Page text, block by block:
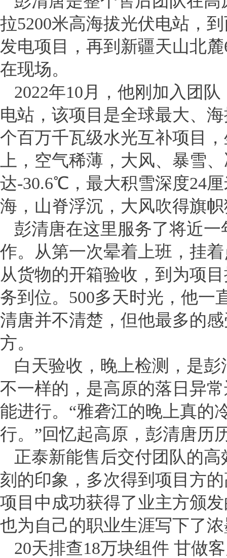
拉5200米高海拔光伏电站，
发电项目，再到新疆天山北
在现场。
2022年10月，他刚加入团
电站，该项目是全球最大、
个百万千瓦级水光互补项目
上，空气稀薄，大风、暴雪
达-30.6℃，最大积雪深度24
海，山脊浮沉，大风吹得旗
彭清唐在这里服务了将近
作。从第一次晕着上班，挂
从货物的开箱验收，到为项
务到位。500多天时光，他一
清唐并不清楚，但他最多的
方。
白天验收，晚上检测，是
不一样的，是高原的落日异
能进行。“雅砻江的晚上真的
行。”回忆起高原，彭清唐历
正泰新能售后交付团队的
刻的印象，多次得到项目方
项目中成功获得了业主方颁
也为自己的职业生涯写下了
20天排查18万块组件 甘做